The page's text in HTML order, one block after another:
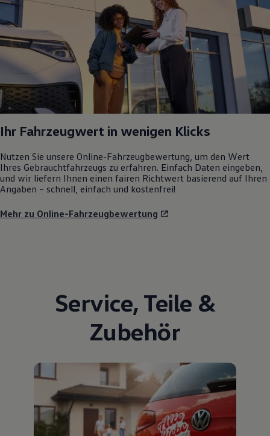
Ihr Fahrzeugwert in wenigen Klicks
Nutzen Sie unsere Online-Fahrzeugbewertung, um den Wert
Ihres Gebrauchtfahrzeugs zu erfahren. Einfach Daten eingeben,
und wir liefern Ihnen einen fairen Richtwert basierend auf Ihren
Angaben – schnell, einfach und kostenfrei!
Mehr zu Online-Fahrzeugbewertung
Service, Teile &
Zubehör